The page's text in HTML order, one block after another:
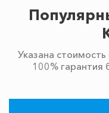
Указана
100% гарантия